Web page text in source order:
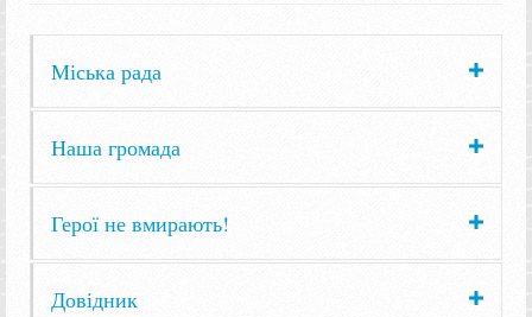
Міська рада
Наша громада
Герої не вмирають!
Довідник